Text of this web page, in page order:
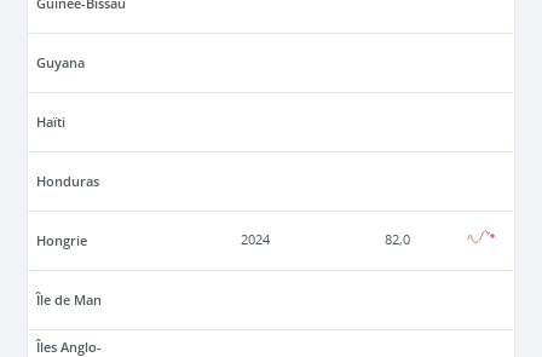
Guyana
Haïti
Honduras
Hongrie 2024 82,0
Île de Man
Îles Anglo-